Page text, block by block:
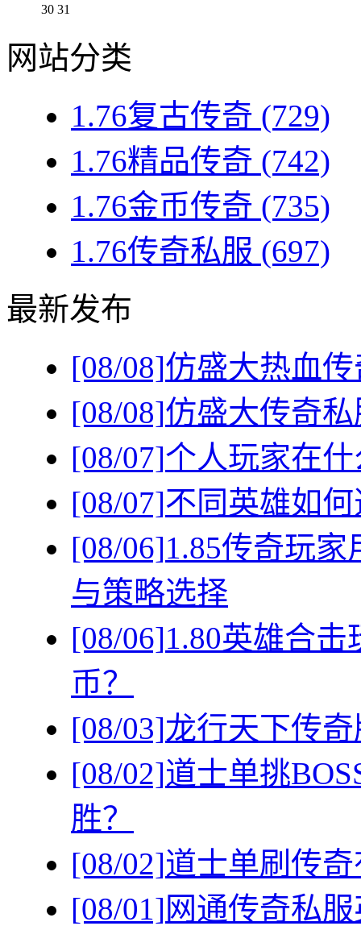
30 31
网站分类
1.76复古传奇 (729)
1.76精品传奇 (742)
1.76金币传奇 (735)
1.76传奇私服 (697)
最新发布
[08/08]仿盛大热血
[08/08]仿盛大传奇
[08/07]个人玩家在
[08/07]不同英雄如
[08/06]1.85传奇玩
与策略选择
[08/06]1.80英雄合
币？
[08/03]龙行天下传
[08/02]道士单挑
胜？
[08/02]道士单刷传
[08/01]网通传奇私